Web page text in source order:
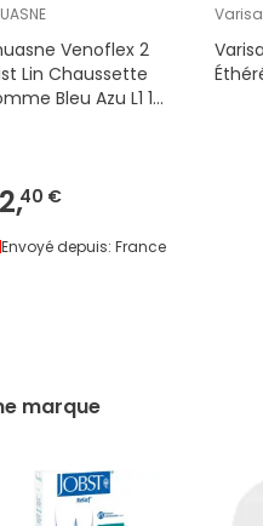
Venoflex 2
Lin Chaussette
Bleu Azu L1 1
40 €
Envoyé depuis: France
marque